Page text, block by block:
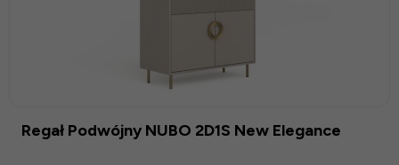
Regał Podwójny NUBO 2D1S New Elegance